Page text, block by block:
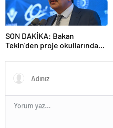
SON DAKİKA: Bakan
Tekin’den proje okullarındaki